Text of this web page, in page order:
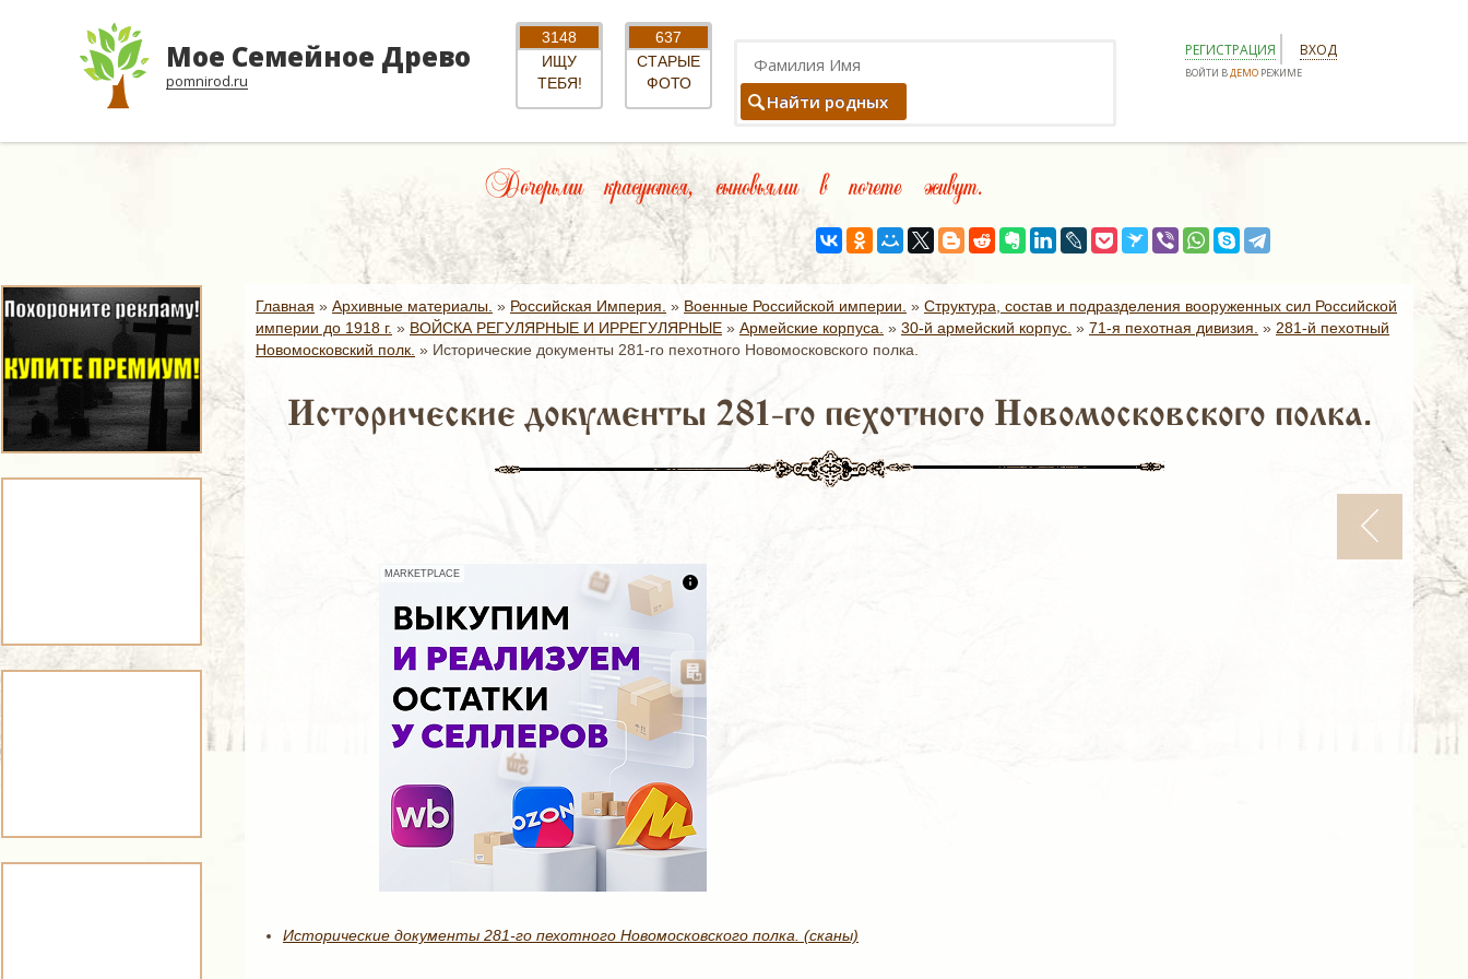
Мое Семейное Древо
pomnirod.ru
3148
ИЩУ
ТЕБЯ!
637
СТАРЫЕ
ФОТО
Найти родных
РЕГИСТРАЦИЯ ВХОД
ВОЙТИ ВДЕМО РЕЖИМЕ
Дочерьми красуются, сыновьями в почете живут.
Главная » Архивные материалы. » Российская Империя. » Военные Российской империи. » Структура, состав и подразделения вооруженных сил Российской
империи до 1918 г. » ВОЙСКА РЕГУЛЯРНЫЕ И ИРРЕГУЛЯРНЫЕ » Армейские корпуса. » 30-й армейский корпус. » 71-я пехотная дивизия. » 281-й пехотный
Новомосковский полк. » Исторические документы 281-го пехотного Новомосковского полка.
Исторические документы 281-го пехотного Новомосковского полка.
MARKETPLACE
Исторические документы 281-го пехотного Новомосковского полка. (сканы)